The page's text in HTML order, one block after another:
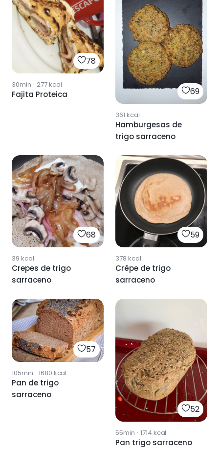
78
30min · 277kcal
Fajita Proteica 69
361 kcal
Hamburgesas de
trigo sarraceno
68
39 kcal
Crepes de trigo
sarraceno
59
378 kcal
Crêpe de trigo
sarraceno
57
105min · 1680 kcal
Pan de trigo
sarraceno
52
55min · 1714 kcal
Pan trigo sarraceno